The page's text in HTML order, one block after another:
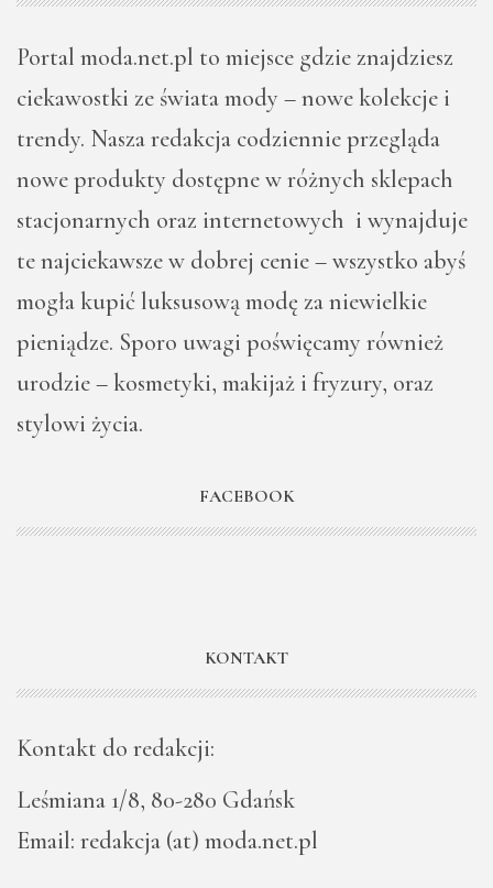
Portal moda.net.pl to miejsce gdzie znajdziesz
ciekawostki ze świata mody – nowe kolekcje i
trendy. Nasza redakcja codziennie przegląda
nowe produkty dostępne w różnych sklepach
stacjonarnych oraz internetowych i wynajduje
te najciekawsze w dobrej cenie – wszystko abyś
mogła kupić luksusową modę za niewielkie
pieniądze. Sporo uwagi poświęcamy również
urodzie – kosmetyki, makijaż i fryzury, oraz
stylowi życia.
FACEBOOK
KONTAKT
Kontakt do redakcji:
Leśmiana 1/8, 80-280 Gdańsk
Email: redakcja (at) moda.net.pl